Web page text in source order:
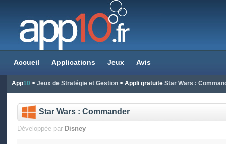
Accueil Applications Jeux Avis
App10 > Jeux de Stratégie et Gestion > Appli gratuite Star Wars :
Star Wars : Commander
Développée par Disney